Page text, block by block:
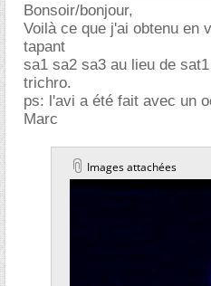
Bonsoir/bonjour,
Voilà ce que j'ai obtenu en
tapant
sa1 sa2 sa3 au lieu de
trichro.
ps: l'avi a été fait avec un
Marc
Images attachées